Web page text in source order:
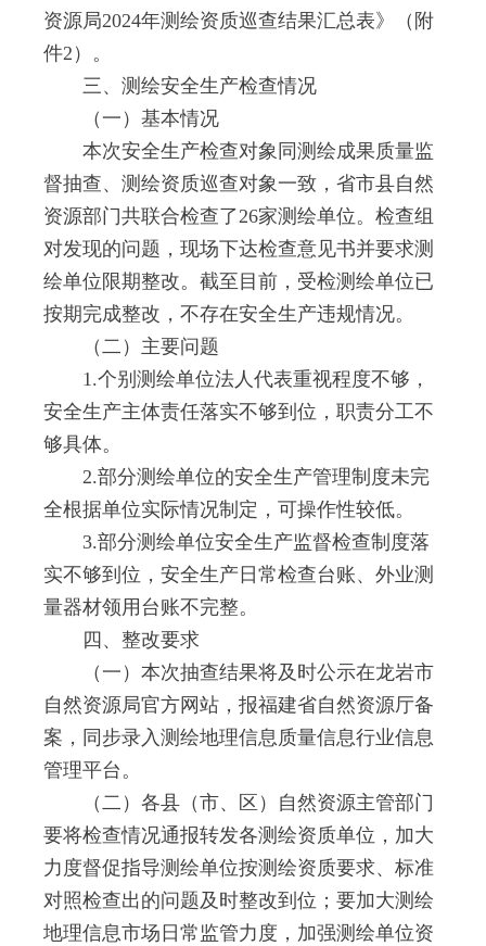
资源局2024年测绘资质巡查结果汇总表》（附
件2）。
三、测绘安全生产检查情况
（一）基本情况
本次安全生产检查对象同测绘成果质量监
督抽查、测绘资质巡查对象一致，省市县自然
资源部门共联合检查了26家测绘单位。检查组
对发现的问题，现场下达检查意见书并要求测
绘单位限期整改。截至目前，受检测绘单位已
按期完成整改，不存在安全生产违规情况。
（二）主要问题
1.个别测绘单位法人代表重视程度不够，
安全生产主体责任落实不够到位，职责分工不
够具体。
2.部分测绘单位的安全生产管理制度未完
全根据单位实际情况制定，可操作性较低。
3.部分测绘单位安全生产监督检查制度落
实不够到位，安全生产日常检查台账、外业测
量器材领用台账不完整。
四、整改要求
（一）本次抽查结果将及时公示在龙岩市
自然资源局官方网站，报福建省自然资源厅备
案，同步录入测绘地理信息质量信息行业信息
管理平台。
（二）各县（市、区）自然资源主管部门
要将检查情况通报转发各测绘资质单位，加大
力度督促指导测绘单位按测绘资质要求、标准
对照检查出的问题及时整改到位；要加大测绘
地理信息市场日常监管力度，加强测绘单位资